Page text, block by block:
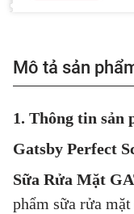
Mô tả sản
1. Thông tin sản
Gatsby Perfect
Sữa Rửa Mặt
phẩm sữa rửa